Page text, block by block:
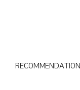
RECOMMENDATION